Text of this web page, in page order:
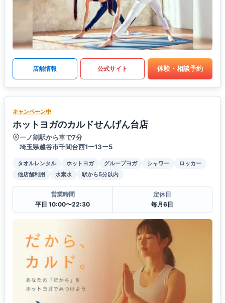
店舗情報 公式サイト 体験・相談予約
キャンペーン中
ホットヨガのカルドせんげん台店
一ノ割駅から車で7分
埼玉県越谷市千間台西1ー13ー5
タオルレンタル ホットヨガ グループヨガ シャワー
ロッカー
他店舗利用
水素水 駅から5分以内
営業時間
平日 10:00〜22:30
定休日
毎月6日